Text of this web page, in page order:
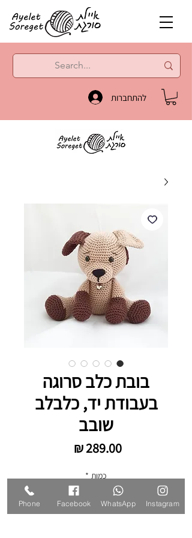
להתחברות
בובת כלב סרוגה
בעבודת יד, כלבלב
שובב
‏289.00 ‏₪
כמות *
Phone Facebook WhatsApp Instagram